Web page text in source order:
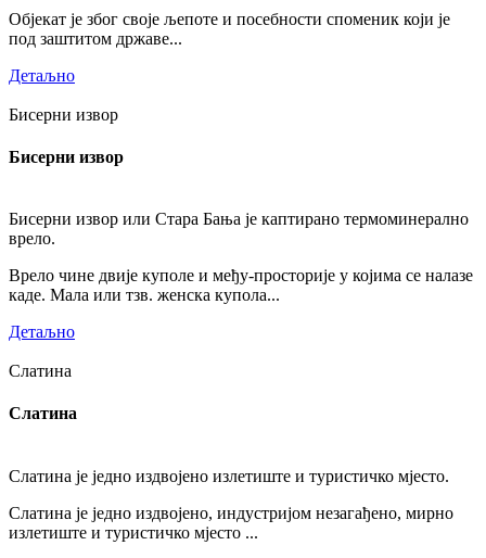
Објекат је због своје љепоте и посебности споменик који је
под заштитом државе...
Детаљно
Бисерни извор
Бисерни извор
Бисерни извор или Стара Бања је каптирано термоминерално
врело.
Врело чине двије куполе и међу-просторије у којима се налазе
каде. Мала или тзв. женска купола...
Детаљно
Слатина
Слатина
Слатина је једно издвојено излетиште и туристичко мјесто.
Слатина је једно издвојено, индустријом незагађено, мирно
излетиште и туристичко мјесто ...